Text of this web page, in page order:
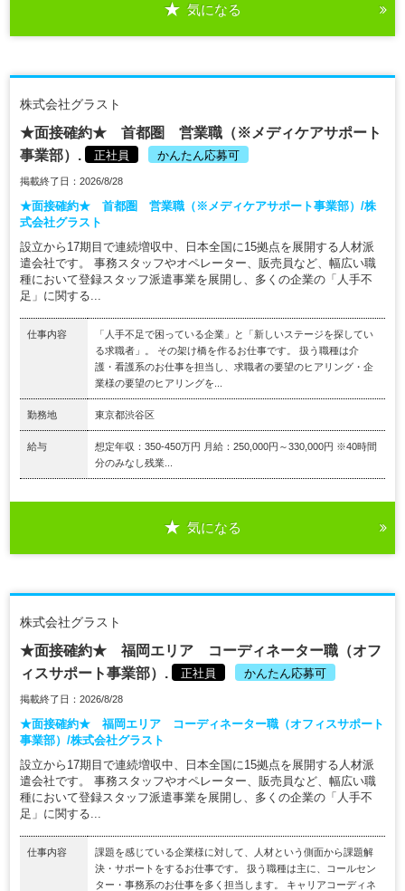
気になる
株式会社グラスト
★面接確約★ 首都圏 営業職（※メディケアサポート
事業部）.
正社員 かんたん応募可
掲載終了日：2026/8/28
★面接確約★ 首都圏 営業職（※メディケアサポート事業部）/株
式会社グラスト
設立から17期目で連続増収中、日本全国に15拠点を展開する人材派
遣会社です。 事務スタッフやオペレーター、販売員など、幅広い職
種において登録スタッフ派遣事業を展開し、多くの企業の「人手不
足」に関する...
仕事内容
「人手不足で困っている企業」と「新しいステージを探してい
る求職者」。 その架け橋を作るお仕事です。 扱う職種は介
護・看護系のお仕事を担当し、求職者の要望のヒアリング・企
業様の要望のヒアリングを...
勤務地 東京都渋谷区
給与
想定年収：350-450万円 月給：250,000円～330,000円 ※40時間
分のみなし残業...
気になる
株式会社グラスト
★面接確約★ 福岡エリア コーディネーター職（オフ
ィスサポート事業部）.
正社員 かんたん応募可
掲載終了日：2026/8/28
★面接確約★ 福岡エリア コーディネーター職（オフィスサポート
事業部）/株式会社グラスト
設立から17期目で連続増収中、日本全国に15拠点を展開する人材派
遣会社です。 事務スタッフやオペレーター、販売員など、幅広い職
種において登録スタッフ派遣事業を展開し、多くの企業の「人手不
足」に関する...
仕事内容
課題を感じている企業様に対して、人材という側面から課題解
決・サポートをするお仕事です。 扱う職種は主に、コールセン
ター・事務系のお仕事を多く担当します。 キャリアコーディネ